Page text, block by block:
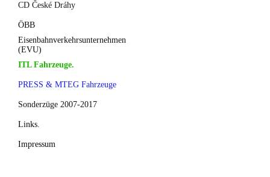
CD České Dráhy
ÖBB
Eisenbahnverkehrsunternehmen
(EVU)
ITL Fahrzeuge.
PRESS & MTEG Fahrzeuge
Sonderzüge 2007-2017
Links.
Impressum